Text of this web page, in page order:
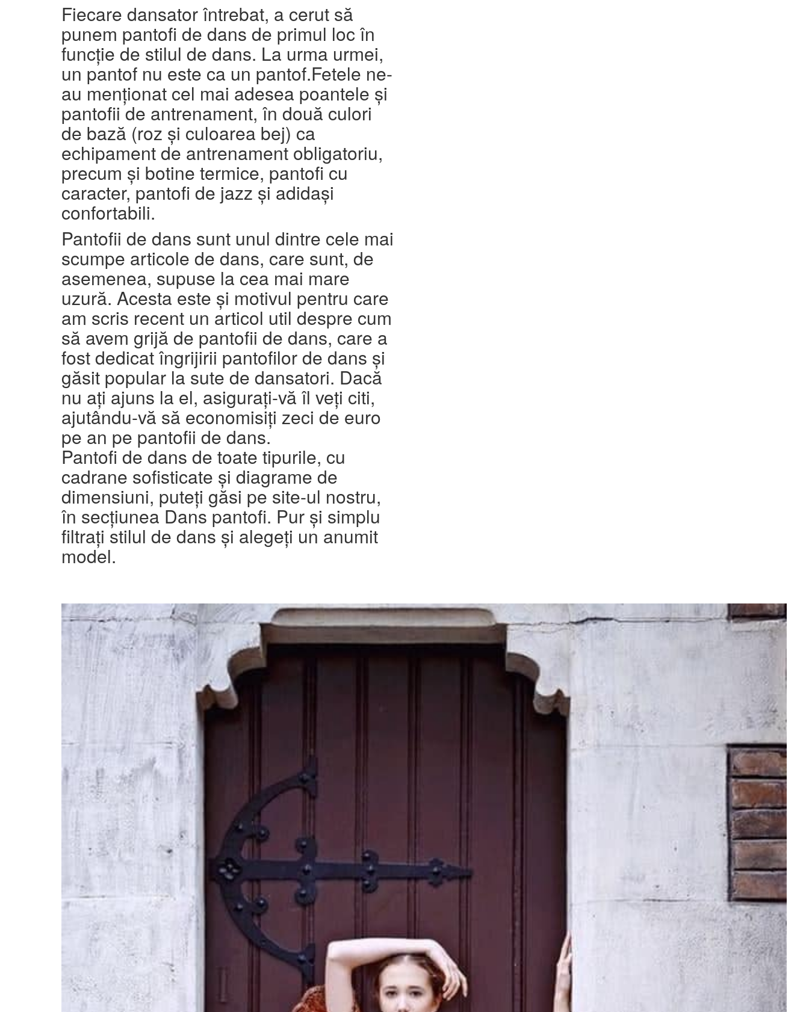
Fiecare dansator întrebat, a cerut să
punem pantofi de dans de primul loc în
funcție de stilul de dans. La urma urmei,
un pantof nu este ca un pantof.Fetele ne-
au menționat cel mai adesea poantele și
pantofii de antrenament, în două culori
de bază (roz și culoarea bej) ca
echipament de antrenament obligatoriu,
precum și botine termice, pantofi cu
caracter, pantofi de jazz și adidași
confortabili.
Pantofii de dans sunt unul dintre cele mai
scumpe articole de dans, care sunt, de
asemenea, supuse la cea mai mare
uzură. Acesta este și motivul pentru care
am scris recent un articol util despre cum
să avem grijă de pantofii de dans, care a
fost dedicat îngrijirii pantofilor de dans și
găsit popular la sute de dansatori. Dacă
nu ați ajuns la el, asigurați-vă îl veţi citi,
ajutându-vă să economisiți zeci de euro
pe an pe pantofii de dans.
Pantofi de dans de toate tipurile, cu
cadrane sofisticate și diagrame de
dimensiuni, puteți găsi pe site-ul nostru,
în secțiunea Dans pantofi. Pur și simplu
filtrați stilul de dans și alegeți un anumit
model.